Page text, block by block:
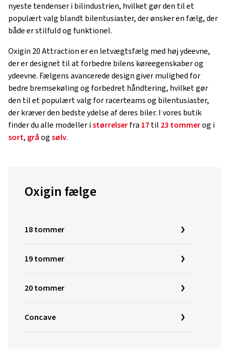
nyeste tendenser i bilindustrien, hvilket gør den til et
populært valg blandt bilentusiaster, der ønsker en fælg, der
både er stilfuld og funktionel.
Oxigin 20 Attraction er en letvægtsfælg med høj ydeevne,
der er designet til at forbedre bilens køreegenskaber og
ydeevne. Fælgens avancerede design giver mulighed for
bedre bremsekøling og forbedret håndtering, hvilket gør
den til et populært valg for racerteams og bilentusiaster,
der kræver den bedste ydelse af deres biler. I vores butik
finder du alle modeller istørrelserfra 17til 23 tommerog i
sort, gråogsølv.
Oxigin fælge
18 tommer
19 tommer
20 tommer
Concave